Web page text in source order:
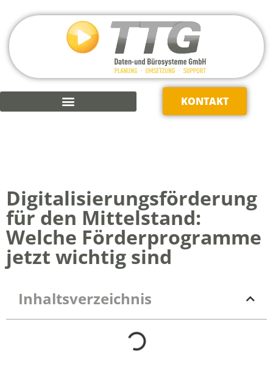
KONTAKT
Digitalisierungsförderung
für den Mittelstand:
Welche Förderprogramme
jetzt wichtig sind
Inhaltsverzeichnis